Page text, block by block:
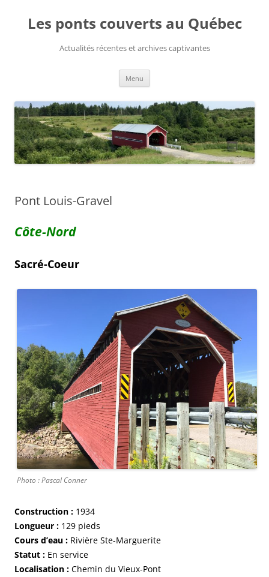
contenu
Les ponts couverts au Québec
Actualités récentes et archives captivantes
Menu
Pont Louis-Gravel
Côte-Nord
Sacré-Coeur
Photo : Pascal Conner
Construction : 1934
Longueur : 129 pieds
Cours d’eau : Rivière Ste-Marguerite
Statut : En service
Localisation : Chemin du Vieux-Pont